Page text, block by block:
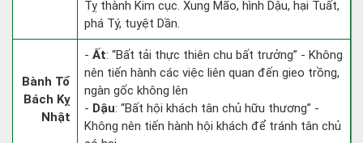
Tỵ thành Kim cục. Xung Mão, hình Dậu, hại Tuất,
phá Tý, tuyệt Dần.
Bành Tổ
Bách Kỵ
Nhật
- Ất: “Bất tải thực thiên chu bất trưởng” - Không
nên tiến hành các việc liên quan đến gieo trồng,
ngàn gốc không lên
- Dậu: “Bất hội khách tân chủ hữu thương” -
Không nên tiến hành hội khách để tránh tân chủ